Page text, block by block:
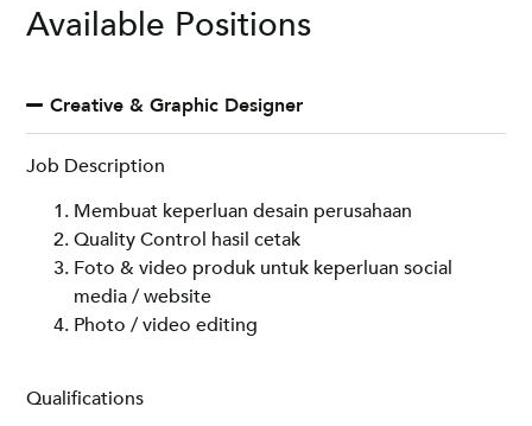
Available Positions
Creative & Graphic Designer
Job Description
Membuat keperluan desain perusahaan
Quality Control hasil cetak
Foto & video produk untuk keperluan social
media / website
Photo / video editing
Qualifications